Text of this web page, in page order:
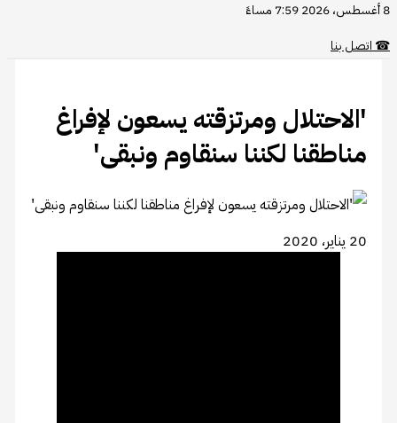
8 أغسطس، 2026 7:59 مساءً
☎اتصل بنا
​​​​​​​ꞌالاحتلال ومرتزقته يسعون لإفراغ
مناطقنا لكننا سنقاوم ونبقىꞌ
20 يناير، 2020